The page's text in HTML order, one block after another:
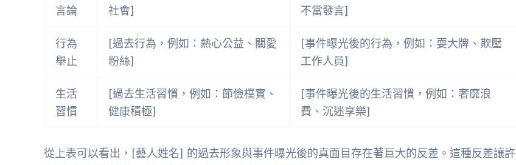
言論
社會]
不當發言]
行為
舉止
[過去行為，例如：熱心公益、關愛
粉絲]
[事件曝光後的行為，例如：耍大牌、欺壓
工作人員]
生活
習慣
[過去生活習慣，例如：節儉樸實、
健康積極]
[事件曝光後的生活習慣，例如：奢靡浪
費、沉迷享樂]
從上表可以看出，[藝人姓名] 的過去形象與事件曝光後的真面目存在著巨大的反差。這種反差讓許